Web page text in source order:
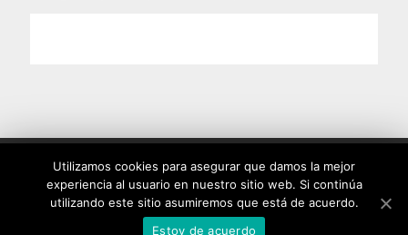
Copyright © Stefano Palatchi 2017 Diseño webDevService
Utilizamos cookies propias y de terceros para mejorar su
navegación y mostrarle publicidad adaptada a su perfil. Si
continúa navegando, usted acepta el uso de cookies.
Utilizamos cookies para asegurar que damos la mejor
experiencia al usuario en nuestro sitio web. Si continúa
utilizando este sitio asumiremos que está de acuerdo.
Estoy de acuerdo